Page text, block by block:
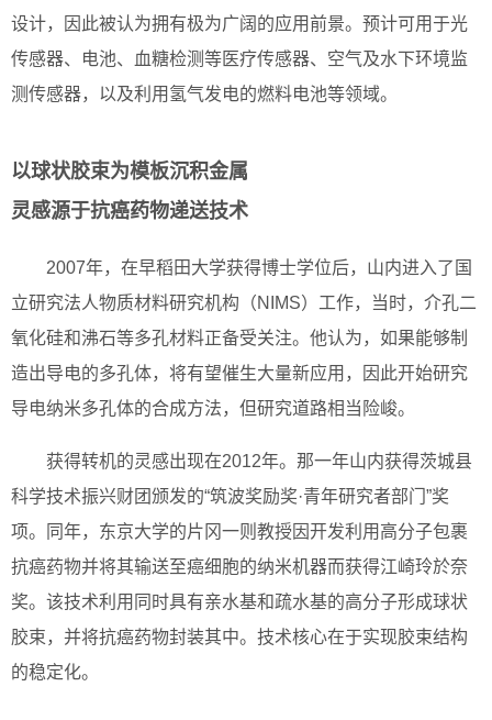
设计，因此被认为拥有极为广阔的应用前景。预计可用于光
传感器、电池、血糖检测等医疗传感器、空气及水下环境监
测传感器，以及利用氢气发电的燃料电池等领域。
以球状胶束为模板沉积金属
灵感源于抗癌药物递送技术
2007年，在早稻田大学获得博士学位后，山内进入了国
立研究法人物质材料研究机构（NIMS）工作，当时，介孔二
氧化硅和沸石等多孔材料正备受关注。他认为，如果能够制
造出导电的多孔体，将有望催生大量新应用，因此开始研究
导电纳米多孔体的合成方法，但研究道路相当险峻。
获得转机的灵感出现在2012年。那一年山内获得茨城县
科学技术振兴财团颁发的“筑波奖励奖·青年研究者部门”奖
项。同年，东京大学的片冈一则教授因开发利用高分子包裹
抗癌药物并将其输送至癌细胞的纳米机器而获得江崎玲於奈
奖。该技术利用同时具有亲水基和疏水基的高分子形成球状
胶束，并将抗癌药物封装其中。技术核心在于实现胶束结构
的稳定化。